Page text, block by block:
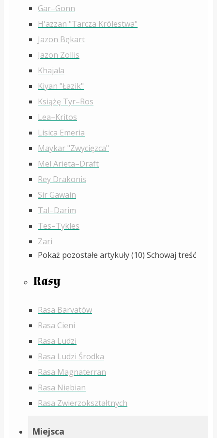
Gar–Gonn
H'azzan "Tarcza Królestwa"
Jazon Bękart
Jazon Zollis
Khajala
Kiyan "Łazik"
Książę Tyr–Ros
Lea–Kritos
Lisica Emeria
Maykar "Zwycięzca"
Mel Arieta–Draft
Rey Drakonis
Sir Gawain
Tal–Darim
Tes–Tykles
Zari
Pokaż pozostałe artykuły (10) Schowaj treść
Rasy
Rasa Barvatów
Rasa Cieni
Rasa Ludzi
Rasa Ludzi Środka
Rasa Magnaterran
Rasa Niebian
Rasa Zwierzokształtnych
Miejsca